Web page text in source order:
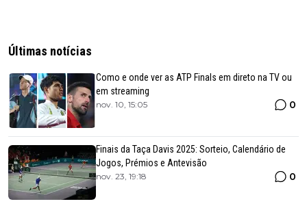
Últimas notícias
Como e onde ver as ATP Finals em direto na TV ou
em streaming
nov. 10, 15:05 0
Finais da Taça Davis 2025: Sorteio, Calendário de
Jogos, Prémios e Antevisão
nov. 23, 19:18 0